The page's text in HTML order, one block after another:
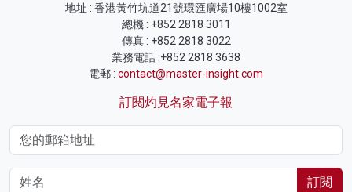
地址 : 香港黃竹坑道21號環匯廣場10樓1002室
總機 : +852 2818 3011
傳真 : +852 2818 3022
業務電話 :+852 2818 3638
電郵 : contact@master-insight.com
訂閱灼見名家電子報
訂閱